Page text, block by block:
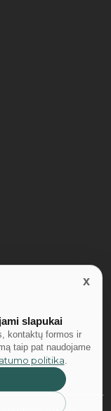
slapukai
kontaktų formos ir
taip pat naudojame
politika.